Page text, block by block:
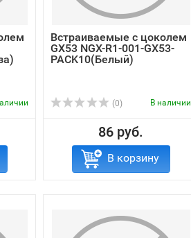
Встраиваемые с цоколем
GX53 NGX-R1-001-GX53-
PACK10(Белый)
(0) В наличии
86 руб.
В корзину